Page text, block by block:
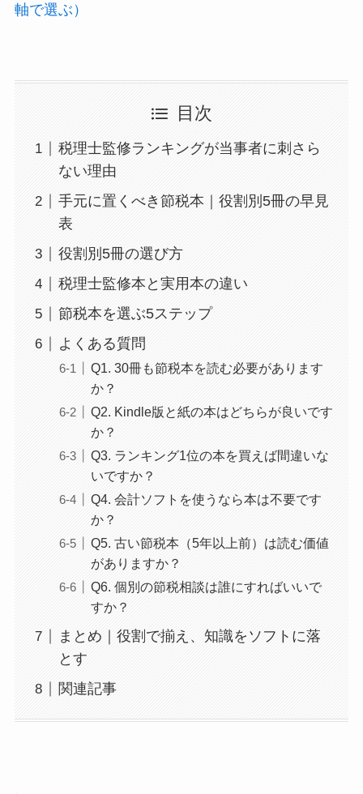
軸で選ぶ）
目次
税理士監修ランキングが当事者に刺さら
ない理由
手元に置くべき節税本｜役割別5冊の早見
表
役割別5冊の選び方
税理士監修本と実用本の違い
節税本を選ぶ5ステップ
よくある質問
Q1. 30冊も節税本を読む必要があります
か？
Q2. Kindle版と紙の本はどちらが良いです
か？
Q3. ランキング1位の本を買えば間違いな
いですか？
Q4. 会計ソフトを使うなら本は不要です
か？
Q5. 古い節税本（5年以上前）は読む価値
がありますか？
Q6. 個別の節税相談は誰にすればいいで
すか？
まとめ｜役割で揃え、知識をソフトに落
とす
関連記事